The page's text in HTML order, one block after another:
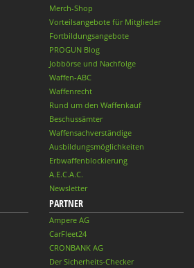
Merch-Shop
Vorteilsangebote für Mitglieder
Fortbildungsangebote
PROGUN Blog
Jobbörse und Nachfolge
Waffen-ABC
Waffenrecht
Rund um den Waffenkauf
Beschussämter
Waffensachverständige
Ausbildungsmöglichkeiten
Erbwaffenblockierung
A.E.C.A.C.
Newsletter
PARTNER
Ampere AG
CarFleet24
CRONBANK AG
Der Sicherheits-Checker